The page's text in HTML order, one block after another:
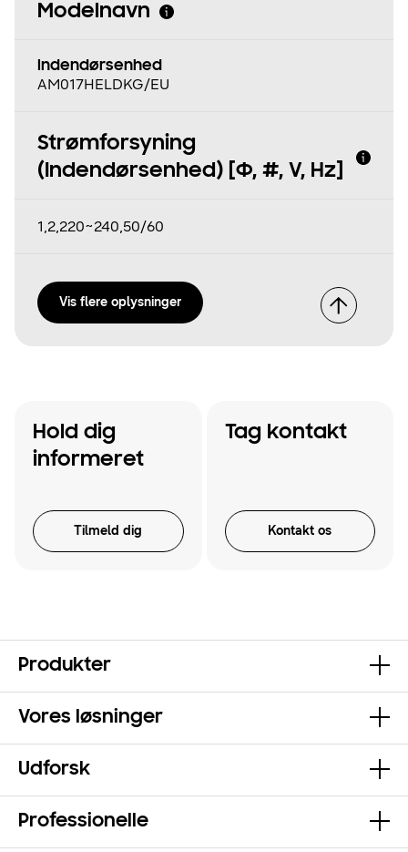
Modelnavn
Indendørsenhed
AM017HELDKG/EU
Strømforsyning
(Indendørsenhed) [Φ, #, V, Hz]
1,2,220~240,50/60
Vis flere oplysninger
Hold dig
informeret
Tilmeld dig
Tag kontakt
Kontakt os
Produkter
Vores løsninger
Udforsk
Professionelle